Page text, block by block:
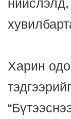
Харин